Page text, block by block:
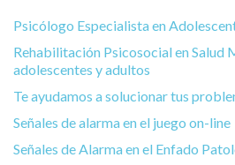
Psicólogo Especialista en
Rehabilitación Psicosocial en Salud
adolescentes y adultos
Te ayudamos a solucionar tus
Señales de alarma en el juego on-line
Señales de Alarma en el Enfado